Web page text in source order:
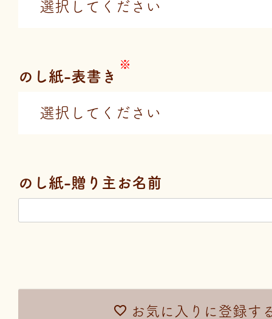
お気に入りに登録す
のし紙-表書き
のし紙-贈り主お名前